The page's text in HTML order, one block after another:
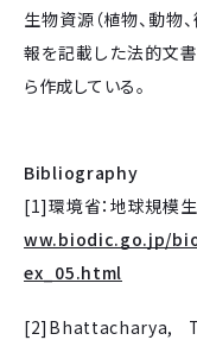
生物資源（植物、動物
報を記載した法的文
ら作成している。
Bibliography
[1]環境省：地球規模
ww.biodic.go.jp/
ex_05.html
[2]Bhattacharya,